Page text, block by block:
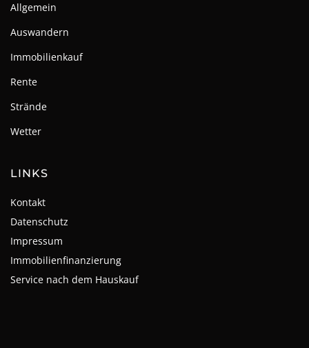
Allgemein
Auswandern
Immobilienkauf
Rente
Strände
Wetter
LINKS
Kontakt
Datenschutz
Impressum
Immobilienfinanzierung
Service nach dem Hauskauf